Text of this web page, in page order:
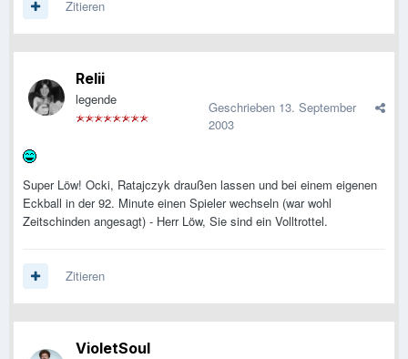
Zitieren
Relii
legende Geschrieben 13. September
2003
Super Löw! Ocki, Ratajczyk draußen lassen und bei einem eigenen
Eckball in der 92. Minute einen Spieler wechseln (war wohl
Zeitschinden angesagt) - Herr Löw, Sie sind ein Volltrottel.
Zitieren
VioletSoul